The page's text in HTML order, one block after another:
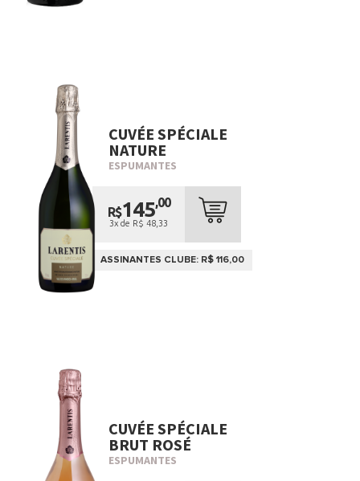
CUVÉE SPÉCIALE
NATURE
ESPUMANTES
R$145,00
3x de R$ 48,33
ASSINANTES CLUBE: R$ 116,00
CUVÉE SPÉCIALE
BRUT ROSÉ
ESPUMANTES